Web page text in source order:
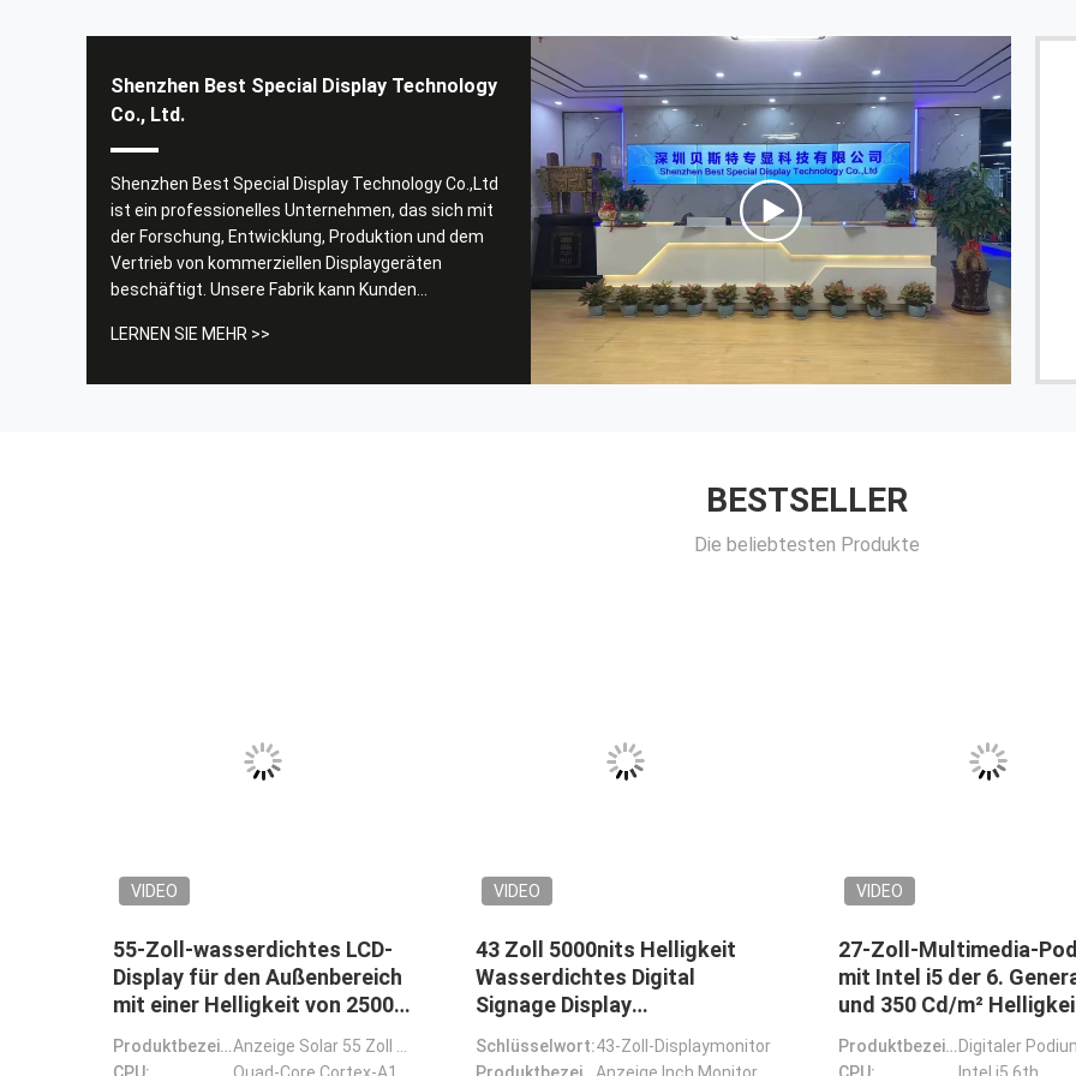
Shenzhen Best Special Display Technology
Co., Ltd.
Shenzhen Best Special Display Technology Co.,Ltd
ist ein professionelles Unternehmen, das sich mit
der Forschung, Entwicklung, Produktion und dem
Vertrieb von kommerziellen Displaygeräten
beschäftigt. Unsere Fabrik kann Kunden
Indoor-/Outdoor-LCD-Digital Signage- und
LERNEN SIE MEHR >>
Bedürfnisse genau für das Gerät erfüllt werden.
------ Larrie Santos
Das Produkt ist großartig und hat viel Potenzial.
------ Lynn Roberts
BESTSELLER
Die beliebtesten Produkte
VIDEO
43-Zoll-LCD-Schildschirm mit
350 Cd/m2 Helligkeit
Touchscreen Kiosk
Schlüsselwort:LCD-Signalbildschirm
VIDEO
49-Zoll-LCD-Werbebildschirm
mit 350 Cd/m² Helligkeit und
Quad-Core-Cortex-A17-CPU
für die Anzeige von Digital
Signage im Innenbereich
Schlüsselwort:LCD-Werbebildschirm
VIDEO
angepasste Innenraum-
Digitalschilder
55-Zoll-LCD-Anzeige
Produktbezeichnung: